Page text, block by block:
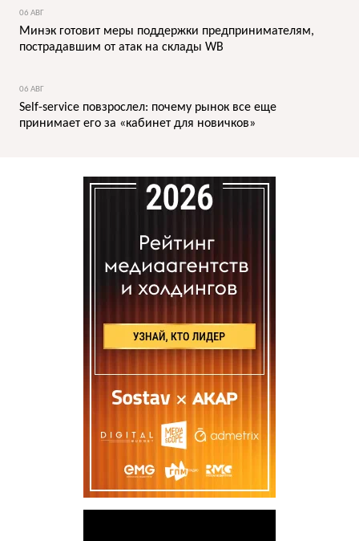
06 АВГ
Минэк готовит меры поддержки предпринимателям,
пострадавшим от атак на склады WB
06 АВГ
Self-service повзрослел: почему рынок все еще
принимает его за «кабинет для новичков»